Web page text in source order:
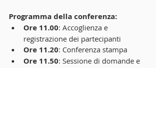
Programma della conferenza:
Ore 11.00: Accoglienza e
registrazione dei partecipanti
Ore 11.20: Conferenza stampa
Ore 11.50: Sessione di domande e